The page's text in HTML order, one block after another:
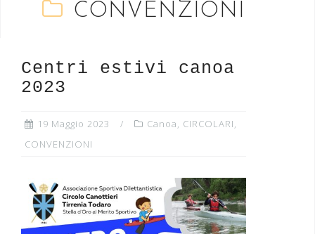
CONVENZIONI
Centri estivi canoa
2023
19 Maggio 2023 Canoa, CIRCOLARI,
CONVENZIONI